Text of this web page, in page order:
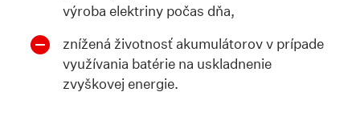
výroba elektriny počas dňa,
znížená životnosť akumulátorov v prípade
využívania batérie na uskladnenie
zvyškovej energie.